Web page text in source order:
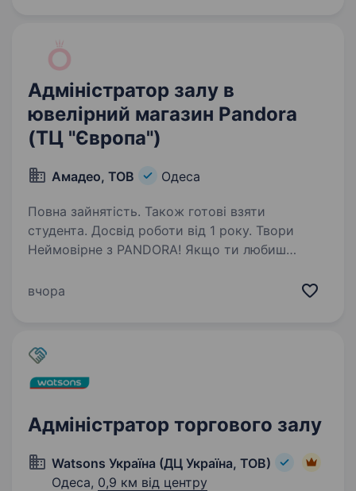
Адміністратор залу в
ювелірний магазин Pandora
(ТЦ "Європа")
Амадео, ТОВ Одеса
Повна зайнятість. Також готові взяти
студента. Досвід роботи від 1 року. Твори
Неймовірне з PANDORA! Якщо ти любиш
ти точно за адресою! Стань персональним
А разом…
вчора
Адміністратор торгового залу
Watsons Україна (ДЦ Україна, ТОВ)
Одеса, 0,9 км від центру